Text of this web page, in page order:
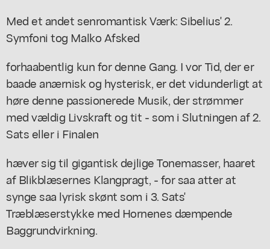
Med et andet senromantisk Værk: Sibelius' 2.
Symfoni tog Malko Afsked
forhaabentlig kun for denne Gang. I vor Tid, der er
baade anærnisk og hysterisk, er det vidunderligt at
høre denne passionerede Musik, der strømmer
med vældig Livskraft og tit - som i Slutningen af 2.
Sats eller i Finalen
hæver sig til gigantisk dejlige Tonemasser, haaret
af Blikblæsernes Klangpragt, - for saa atter at
synge saa lyrisk skønt som i 3. Sats'
Træblæserstykke med Hornenes dæmpende
Baggrundvirkning.